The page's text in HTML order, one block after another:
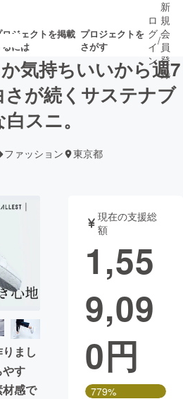
ロジェクトを掲載
るには
プロジェクトを
さがす
着プロ募集終了が近いプ
ジェット
書籍・雑誌
チャレンジ
活性化
Good
CAMPFIRE Creation
ロ
グ
イ
ン
/
新
規
会
員
登
録
気持ちいいから週7
が続くサステナブ
スニ。
ファッション 東京都
まし
す
感で
現在の支援総
額
1,55
9,09
0円
779%